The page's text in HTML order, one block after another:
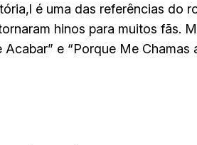
é uma das referências do
hinos para muitos fãs.
e “Porque Me